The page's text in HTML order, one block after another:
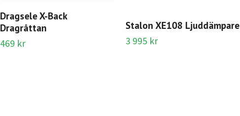
Dragsele X-Back
Dragråttan
469 kr
Stalon XE108 Ljuddämpare
3 995 kr